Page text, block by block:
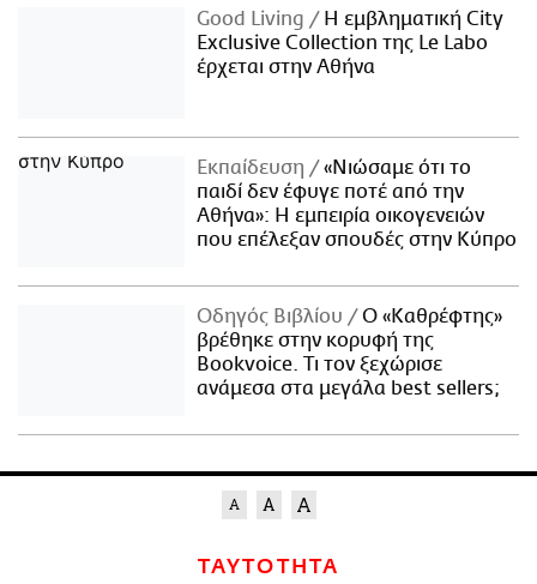
Good Living
Η εμβληματική City
Exclusive Collection της Le Labo
έρχεται στην Αθήνα
Εκπαίδευση
«Νιώσαμε ότι το
παιδί δεν έφυγε ποτέ από την
Αθήνα»: Η εμπειρία οικογενειών
που επέλεξαν σπουδές στην Κύπρο
Οδηγός Βιβλίου
Ο «Καθρέφτης»
βρέθηκε στην κορυφή της
Bookvoice. Τι τον ξεχώρισε
ανάμεσα στα μεγάλα best sellers;
ΤΑΥΤΟΤΗΤΑ